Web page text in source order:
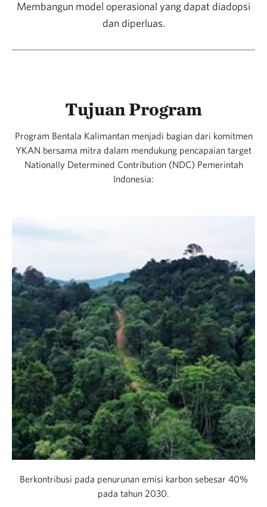
Membangun model operasional yang dapat diadopsi
dan diperluas.
Tujuan Program
Program Bentala Kalimantan menjadi bagian dari komitmen
YKAN bersama mitra dalam mendukung pencapaian target
Nationally Determined Contribution (NDC) Pemerintah
Indonesia:
Berkontribusi pada penurunan emisi karbon sebesar 40%
pada tahun 2030.